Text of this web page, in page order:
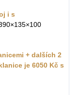
i s
+ dalších 2
je 6050 Kč s